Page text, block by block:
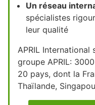
Un réseau
spécialistes
leur qualité
APRIL
groupe APRIL:
20 pays, dont la
Thaïlande,